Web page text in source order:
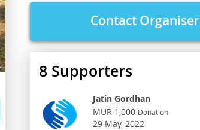
Contact Organiser
8Supporters
Jatin Gordhan
MUR 1,000 Donation
29 May, 2022